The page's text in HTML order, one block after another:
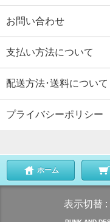
お問い合わせ
支払い方法について
配送方法･送料について
プライバシーポリシー
ホーム
表示切替 :